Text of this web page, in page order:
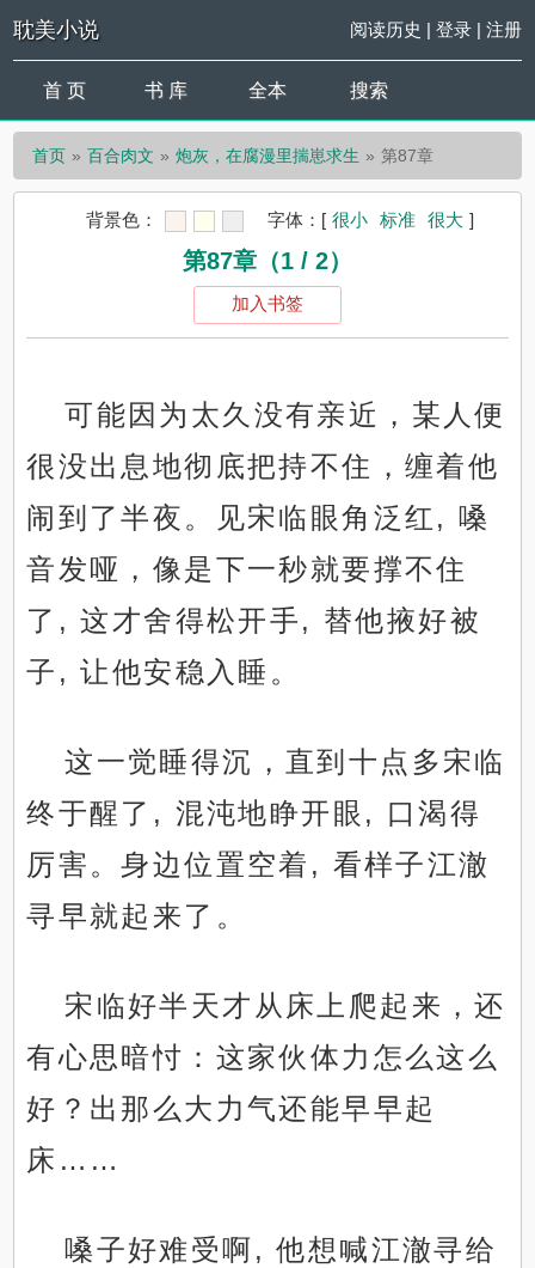
耽美小说 阅读历史 | 登录| 注册
首 页 书 库 全本 搜索
首页 百合肉文 炮灰，在腐漫里揣崽求生 第87章
背景色： 字体： [ 很小 标准 很大 ]
第87章（1 / 2）
加入书签
可能因为太久没有亲近，某人便
很没出息地彻底把持不住，缠着他
闹到了半夜。见宋临眼角泛红, 嗓
音发哑，像是下一秒就要撑不住
了, 这才舍得松开手, 替他掖好被
子, 让他安稳入睡。
这一觉睡得沉，直到十点多宋临
终于醒了, 混沌地睁开眼, 口渴得
厉害。身边位置空着, 看样子江澈
寻早就起来了。
宋临好半天才从床上爬起来，还
有心思暗忖：这家伙体力怎么这么
好？出那么大力气还能早早起
床……
嗓子好难受啊, 他想喊江澈寻给